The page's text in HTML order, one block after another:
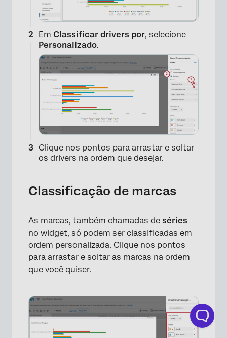
×
Em Classificar drivers por, selecione
Personalizado.
Clique nos pontos para arrastar e soltar
os drivers na ordem que desejar.
Classificação de marcas
As marcas, também chamadas de séries
no widget, só podem ser classificadas em
ordem personalizada. Clique nos pontos
para arrastar e soltar as marcas na ordem
que você quiser.